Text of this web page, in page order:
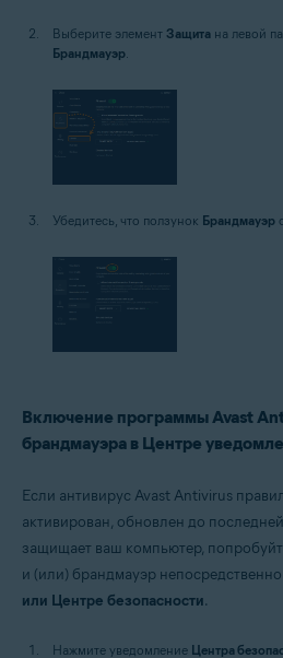
Выберите элемент Защита на левой
Брандмауэр.
Убедитесь, что ползунок Брандмауэр
Включение программы Avast
брандмауэра в Центре
Если антивирус Avast Antivirus
активирован, обновлен до
защищает ваш компьютер,
и (или) брандмауэр непосредственно
или Центре безопасности.
Нажмите уведомление Центра